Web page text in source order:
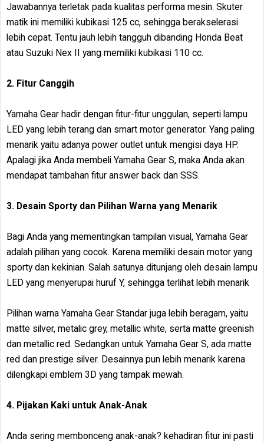
Jawabannya terletak pada kualitas performa mesin. Skuter
matik ini memiliki kubikasi 125 cc, sehingga berakselerasi
lebih cepat. Tentu jauh lebih tangguh dibanding Honda Beat
atau Suzuki Nex II yang memiliki kubikasi 110 cc.
2. Fitur Canggih
Yamaha Gear hadir dengan fitur-fitur unggulan, seperti lampu
LED yang lebih terang dan smart motor generator. Yang paling
menarik yaitu adanya power outlet untuk mengisi daya HP.
Apalagi jika Anda membeli Yamaha Gear S, maka Anda akan
mendapat tambahan fitur answer back dan SSS.
3. Desain Sporty dan Pilihan Warna yang Menarik
Bagi Anda yang mementingkan tampilan visual, Yamaha Gear
adalah pilihan yang cocok. Karena memiliki desain motor yang
sporty dan kekinian. Salah satunya ditunjang oleh desain lampu
LED yang menyerupai huruf Y, sehingga terlihat lebih menarik
Pilihan warna Yamaha Gear Standar juga lebih beragam, yaitu
matte silver, metalic grey, metallic white, serta matte greenish
dan metallic red. Sedangkan untuk Yamaha Gear S, ada matte
red dan prestige silver. Desainnya pun lebih menarik karena
dilengkapi emblem 3D yang tampak mewah.
4. Pijakan Kaki untuk Anak-Anak
Anda sering membonceng anak-anak? kehadiran fitur ini pasti